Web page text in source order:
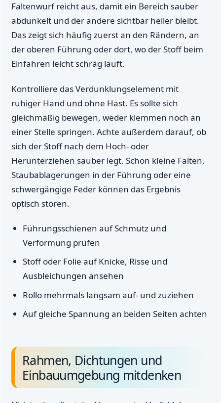
Faltenwurf reicht aus, damit ein Bereich sauber
abdunkelt und der andere sichtbar heller bleibt.
Das zeigt sich häufig zuerst an den Rändern, an
der oberen Führung oder dort, wo der Stoff beim
Einfahren leicht schräg läuft.
Kontrolliere das Verdunklungselement mit
ruhiger Hand und ohne Hast. Es sollte sich
gleichmäßig bewegen, weder klemmen noch an
einer Stelle springen. Achte außerdem darauf, ob
sich der Stoff nach dem Hoch- oder
Herunterziehen sauber legt. Schon kleine Falten,
Staubablagerungen in der Führung oder eine
schwergängige Feder können das Ergebnis
optisch stören.
Führungsschienen auf Schmutz und
Verformung prüfen
Stoff oder Folie auf Knicke, Risse und
Ausbleichungen ansehen
Rollo mehrmals langsam auf- und zuziehen
Auf gleiche Spannung an beiden Seiten achten
Rahmen, Dichtungen und
Einbauumgebung mitdenken